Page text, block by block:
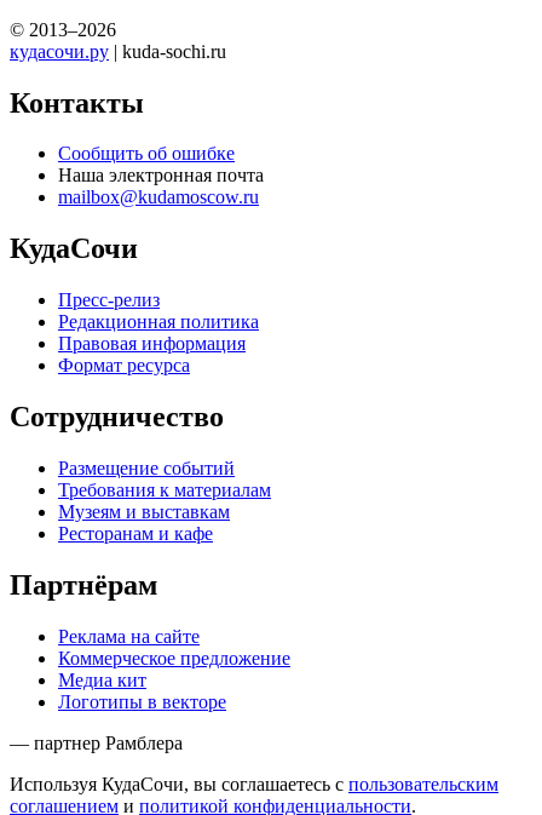
© 2013–2026
кудасочи.ру | kuda-sochi.ru
Контакты
Сообщить об ошибке
Наша электронная почта
mailbox@kudamoscow.ru
КудаСочи
Пресс-релиз
Редакционная политика
Правовая информация
Формат ресурса
Сотрудничество
Размещение событий
Требования к материалам
Музеям и выставкам
Ресторанам и кафе
Партнёрам
Реклама на сайте
Коммерческое предложение
Медиа кит
Логотипы в векторе
— партнер Рамблера
Используя КудаСочи, вы соглашаетесь с пользовательским
соглашением и политикой конфиденциальности.